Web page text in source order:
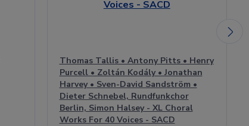
Thomas Tallis • Antony Pitts • Henry
Purcell • Zoltán Kodály • Jonathan
Harvey • Sven-David Sandström •
Dieter Schnebel, Rundfunkchor
Berlin, Simon Halsey - XL Choral
Works For 40 Voices - SACD